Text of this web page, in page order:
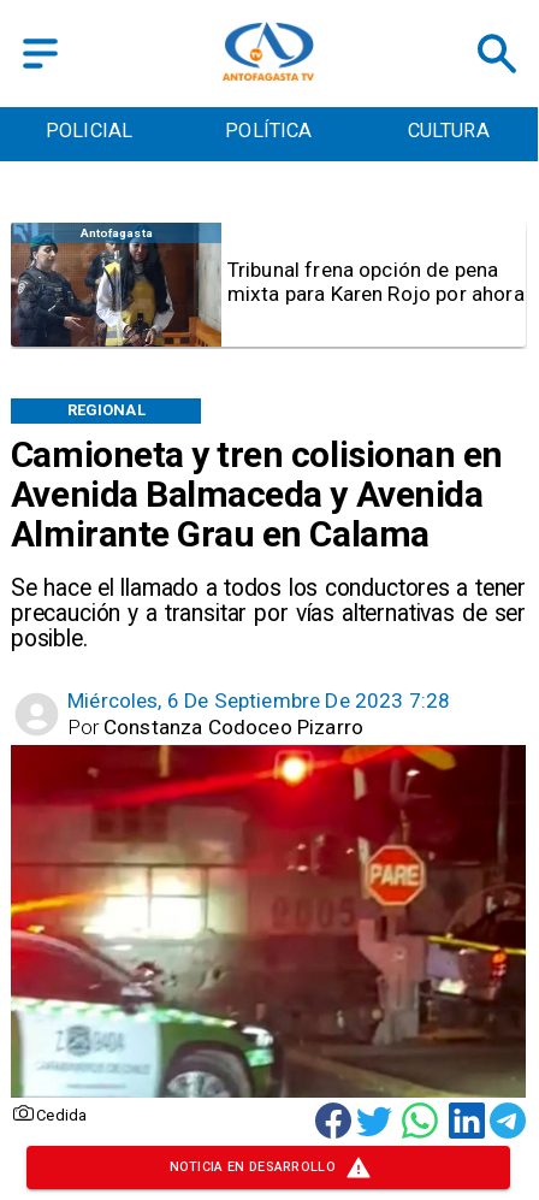
POLICIAL POLÍTICA CULTURA
Camioneta y tren colisionan en
Avenida Balmaceda y Avenida
Almirante Grau en Calama
Se hace el llamado a todos los conductores a tener
precaución y a transitar por vías alternativas de ser
posible.
REGIONAL
Miércoles, 6 De Septiembre De 2023 7:28
Constanza Codoceo Pizarro
Por
Cedida
Antofagasta
Tribunal frena opción de pena
mixta para Karen Rojo por ahora
NOTICIA EN DESARROLLO